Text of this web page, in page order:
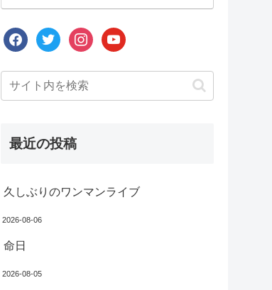
facebooktwitter instagramyoutube
最近の投稿
久しぶりのワンマンライブ
2026-08-06
命日
2026-08-05